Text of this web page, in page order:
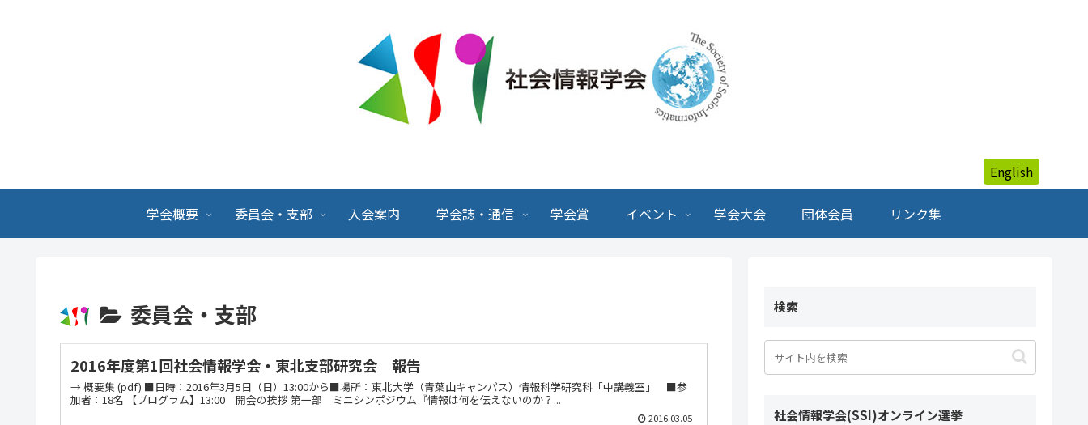
English
学会概要 委員会・支部 入会案内 学会誌・通信 学会賞 イベント 学会大会 団体会員 リンク集
委員会・支部
2016年度第1回社会情報学会・東北支部研究会 報告
→ 概要集 (pdf) ■日時：2016年3月5日（日）13:00から■場所：東北大学（青葉山キャンパス）情報科学研究科「中講義室」 ■参
加者：18名 【プログラム】13:00 開会の挨拶 第一部 ミニシンポジウム『情報は何を伝えないのか？...
2016.03.05
検索
社会情報学会(SSI)オンライン選挙